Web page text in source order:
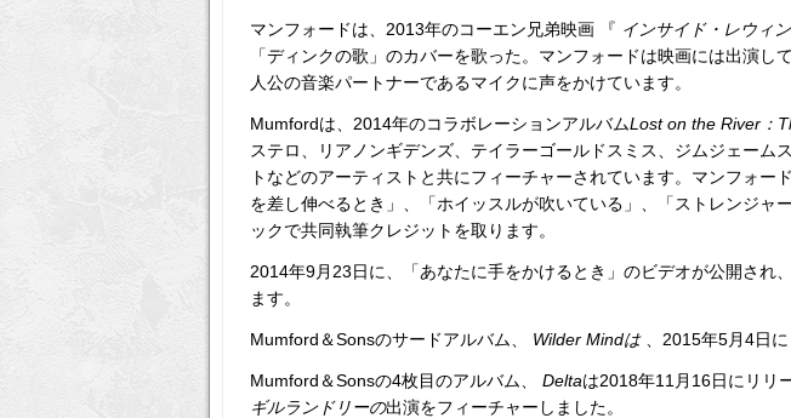
マンフォードは、2013年のコーエン兄弟映画 『 インサイド・レウィ
「ディンクの歌」のカバーを歌った。マンフォードは映画には出演し
人公の音楽パートナーであるマイクに声をかけています。
Mumfordは、2014年のコラボレーションアルバムLost on the River：
ステロ、リアノンギデンズ、テイラーゴールドスミス、ジムジェーム
トなどのアーティストと共にフィーチャーされています。マンフォー
を差し伸べるとき」、「ホイッスルが吹いている」、「ストレンジャ
ックで共同執筆クレジットを取ります。
2014年9月23日に、「あなたに手をかけるとき」のビデオが公開され
ます。
Mumford＆Sonsのサードアルバム、 Wilder Mindは、2015年5月4日に
Mumford＆Sonsの4枚目のアルバム、 Deltaは2018年11月16日にリリ
ギルランドリーの出演をフィーチャーしました。